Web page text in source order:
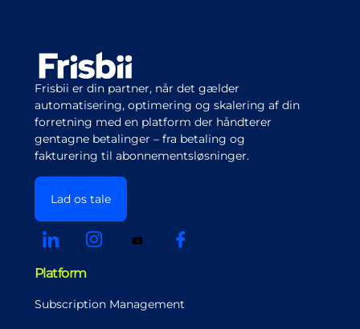
Frisbii er din partner, når det gælder
automatisering, optimering og skalering af din
forretning med en platform der håndterer
gentagne betalinger – fra betaling og
fakturering til abonnementsløsninger.
Lad os tale
Platform
Subscription Management